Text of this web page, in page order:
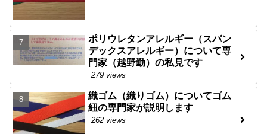
ポリウレタンアレルギー（スパン
デックスアレルギー）について専
門家（越野勤）の私見です
279 views
織ゴム（織りゴム）についてゴム
紐の専門家が説明します
262 views